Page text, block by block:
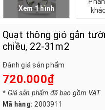
Xem 1 hình
Quạt thông gió gắn
chiều, 22-31m2
Đánh giá sản phẩm
720.000₫
* Giá sản phẩm đã bao gồm VAT
Mã hàng: 2003911